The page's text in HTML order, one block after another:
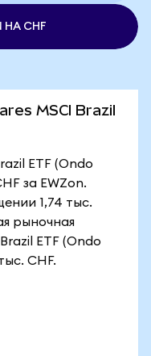
НА CHF
MSCI Brazil
ETF (Ondo
за EWZon.
1,74 тыс.
рыночная
ETF (Ondo
CHF.